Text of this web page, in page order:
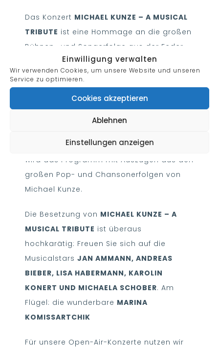
Einwilligung verwalten
Wir verwenden Cookies, um unsere Website und unseren
Service zu optimieren.
Cookies akzeptieren
Ablehnen
Einstellungen anzeigen
Das Konzert MICHAEL KUNZE – A MUSICAL
TRIBUTE ist eine Hommage an die großen
Bühnen- und Songerfolge aus der Feder
von Deutschlands erfolgreichstem „Story-
Architekten“.
Es erwarten Sie die großen Hits aus den
Bühnenerfolgen ELISABETH, LADY BESS, MARIE
natürlich TANZ DER VAMPIRE. Abgerundet
wird das Programm mit Auszügen aus den
großen Pop- und Chansonerfolgen von
Michael Kunze.
Die Besetzung von MICHAEL KUNZE – A
MUSICAL TRIBUTE ist überaus
hochkarätig: Freuen Sie sich auf die
MusicalstarsJAN AMMANN, ANDREAS
BIEBER, LISA HABERMANN, KAROLIN
KONERT UND MICHAELA SCHOBER. Am
Flügel: die wunderbare MARINA
KOMISSARTCHIK
Für unsere Open-Air-Konzerte nutzen wir